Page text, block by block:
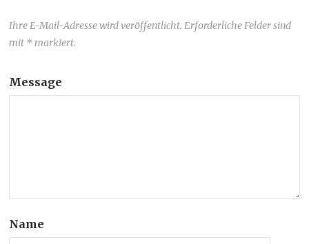
Ihre E-Mail-Adresse wird veröffentlicht. Erforderliche Felder sind
mit * markiert.
Message
Name